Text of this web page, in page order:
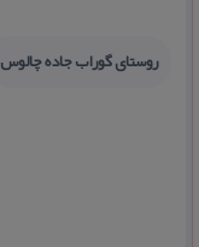
روستای گوراب جاده چالوس